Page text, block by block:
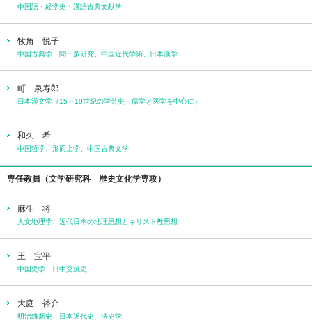
中国語・経学史・漢語古典文献学
牧角 悦子
中国古典学、聞一多研究、中国近代学術、日本漢学
町 泉寿郎
日本漢文学（15～19世紀の学芸史－儒学と医学を中心に）
和久 希
中国哲学、形而上学、中国古典文学
専任教員（文学研究科 歴史文化学専攻）
麻生 将
人文地理学、近代日本の地理思想とキリスト教思想
王 宝平
中国史学、日中交流史
大庭 裕介
明治維新史、日本近代史、法史学